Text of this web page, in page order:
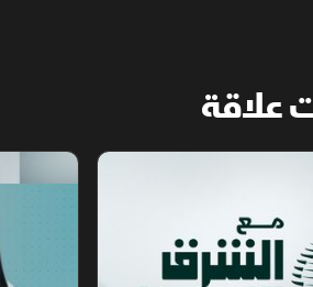
علاقة
الخبر الآخر